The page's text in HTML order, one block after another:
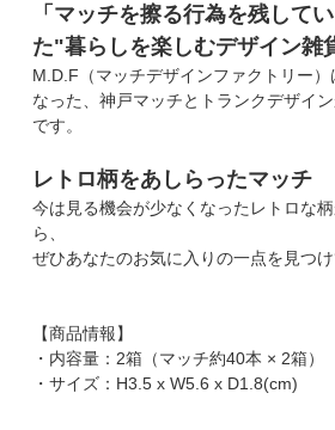
「マッチを擦る行為を残して
た"暮らしを楽しむデザイン雑
M.D.F（マッチデザインファクトリー
なった、神戸マッチとトランクデザイ
です。
レトロ柄をあしらったマッチ
今は見る機会が少なくなったレトロな
ら、
ぜひあなたのお気に入りの一点を見つけ
【商品情報】
・内容量：2箱（マッチ約40本 × 2箱）
・サイズ：H3.5 x W5.6 x D1.8(cm)